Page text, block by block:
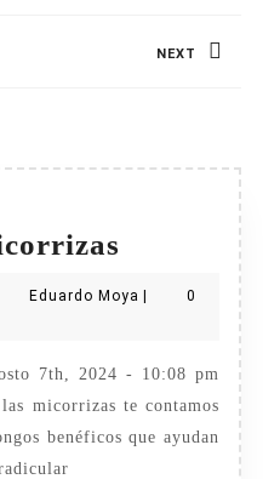
NEXT
las
micorrizas
Eduardo Moya Eduardo
|
0
7th, 2024 - 10:08 pm
micorrizas te contamos
benéficos que ayudan